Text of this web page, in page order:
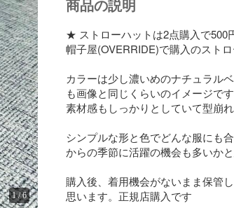
1/6
商品の説明
★ ストローハットは2点購入で500
帽子屋(OVERRIDE)で購入のストロ
カラーは少し濃いめのナチュラル
も画像と同じくらいのイメージです
素材感もしっかりとしていて型崩れ
シンプルな形と色でどんな服にも
からの季節に活躍の機会も多いかと
購入後、着用機会がないまま保管
思います。正規店購入です